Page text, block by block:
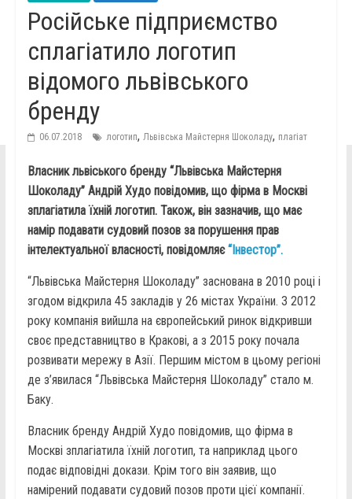
Російське підприємство
сплагіатило логотип
відомого львівського
бренду
06.07.2018 логотип, Львівська Майстерня Шоколаду, плагіат
Власник львіського бренду “Львівська Майстерня
Шоколаду” Андрій Худо повідомив, що фірма в Москві
зплагіатила їхній логотип. Також, він зазначив, що має
намір подавати судовий позов за порушення прав
інтелектуальної власності, повідомляє“Інвестор”.
“Львівська Майстерня Шоколаду” заснована в 2010 році і
згодом відкрила 45 закладів у 26 містах України. З 2012
року компанія вийшла на європейський ринок відкривши
своє представництво в Кракові, а з 2015 року почала
розвивати мережу в Азії. Першим містом в цьому регіоні
де з’явилася “Львівська Майстерня Шоколаду” стало м.
Баку.
Власник бренду Андрій Худо повідомив, що фірма в
Москві зплагіатила їхній логотип, та наприклад цього
подає відповідні докази. Крім того він заявив, що
намірений подавати судовий позов проти цієї компанії.